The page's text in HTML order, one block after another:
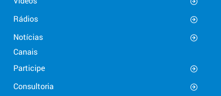
Rádios
Notícias
Canais
Participe
Consultoria